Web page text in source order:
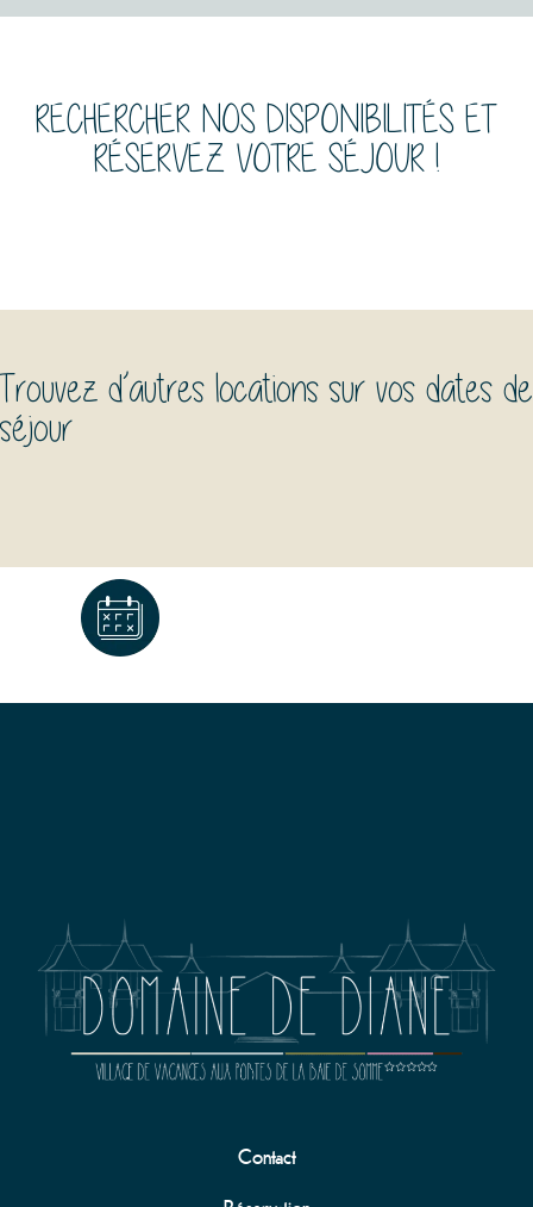
RECHERCHER NOS DISPONIBILITÉS ET
RÉSERVEZ VOTRE SÉJOUR !
Trouvez d’autres locations sur vos dates de
séjour
Contact